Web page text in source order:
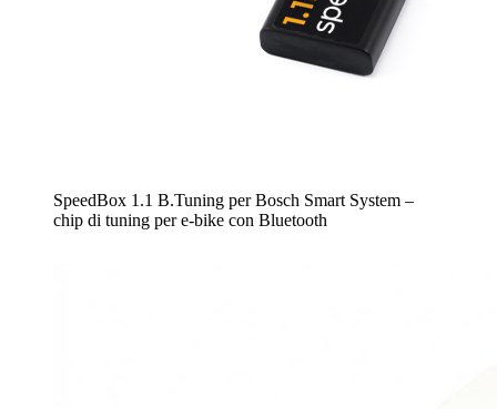
SpeedBox 1.1 B.Tuning per Bosch Smart System –
chip di tuning per e-bike con Bluetooth